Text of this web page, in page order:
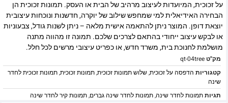
על זכוכית, המיועדות לעיצוב מרהיב של הבית או העסק. תמונות זכוכית הן
הבחירה האידיאלית למי שמחפש שילוב של יוקרה, חדשנות ונוכחות עיצובית
יוצאת דופן. המוצר ניתן להתאמה אישית מלאה – ניתן לשנות גודל, צבעוניות
או לבקש עיצוב ייחודי בהתאם לצרכים שלכם. תמונה זו מהווה מתנה
מושלמת לחנוכת בית, משרד חדש, או כפריט עיצובי מרשים לכל חלל.
מק"טqt-04tree
קטגוריות הדפסה על זכוכית,שלוש תמונות זכוכית,תמונות זכוכית,תמונות זכוכית לחדר
שינה
תגיותתמונות לחדר שינה,תמונות לחדר שינה גברים,תמונות קיר לחדר שינה